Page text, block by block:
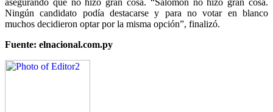
Ningún candidato podía destacarse y para no votar en blanco
muchos decidieron optar por la misma opción”, finalizó.
Fuente: elnacional.com.py